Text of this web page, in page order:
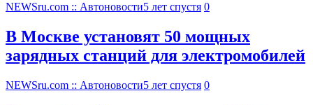
NEWSru.com :: Автоновости5 лет спустя 0
В Москве установят 50 мощных
зарядных станций для электромобилей
NEWSru.com :: Автоновости5 лет спустя 0